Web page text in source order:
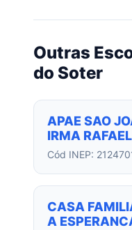
Outras
do Soter
APAE SAO
IRMA
Cód INEP:
CASA
A